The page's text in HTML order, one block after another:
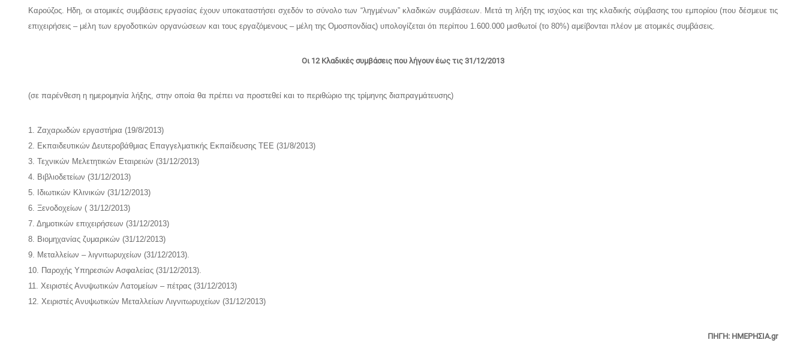
Καρούζος. Ηδη, οι ατομικές συμβάσεις εργασίας έχουν υποκαταστήσει σχεδόν το σύνολο των “ληγμένων” κλαδικών συμβάσεων. Μετά τη λήξη της ισχύος και της κλαδικής σύμβασης του εμπορίου (που δέσμευε τις
επιχειρήσεις – μέλη των εργοδοτικών οργανώσεων και τους εργαζόμενους – μέλη της Ομοσπονδίας) υπολογίζεται ότι περίπου 1.600.000 μισθωτοί (το 80%) αμείβονται πλέον με ατομικές συμβάσεις.
Οι 12 Κλαδικές συμβάσεις που λήγουν έως τις 31/12/2013
(σε παρένθεση η ημερομηνία λήξης, στην οποία θα πρέπει να προστεθεί και το περιθώριο της τρίμηνης διαπραγμάτευσης)
1. Ζαχαρωδών εργαστήρια (19/8/2013)
2. Εκπαιδευτικών Δευτεροβάθμιας Επαγγελματικής Εκπαίδευσης ΤΕΕ (31/8/2013)
3. Τεχνικών Μελετητικών Εταιρειών (31/12/2013)
4. Βιβλιοδετείων (31/12/2013)
5. Ιδιωτικών Κλινικών (31/12/2013)
6. Ξενοδοχείων ( 31/12/2013)
7. Δημοτικών επιχειρήσεων (31/12/2013)
8. Βιομηχανίας ζυμαρικών (31/12/2013)
9. Μεταλλείων – λιγνιτωρυχείων (31/12/2013).
10. Παροχής Υπηρεσιών Ασφαλείας (31/12/2013).
11. Χειριστές Ανυψωτικών Λατομείων – πέτρας (31/12/2013)
12. Χειριστές Ανυψωτικών Μεταλλείων Λιγνιτωρυχείων (31/12/2013)
ΠΗΓΗ: ΗΜΕΡΗΣΙΑ.gr